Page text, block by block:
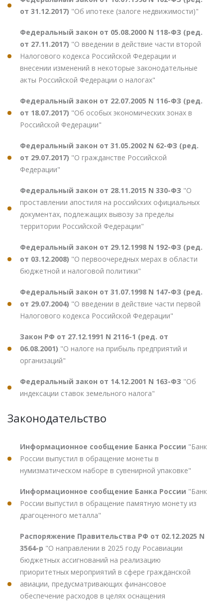
от 31.12.2017) "Об ипотеке (залоге недвижимости)"
Федеральный закон от 05.08.2000 N 118-ФЗ (ред.
от 27.11.2017) "О введении в действие части второй
Налогового кодекса Российской Федерации и
внесении изменений в некоторые законодательные
акты Российской Федерации о налогах"
Федеральный закон от 22.07.2005 N 116-ФЗ (ред.
от 18.07.2017) "Об особых экономических зонах в
Российской Федерации"
Федеральный закон от 31.05.2002 N 62-ФЗ (ред.
от 29.07.2017) "О гражданстве Российской
Федерации"
Федеральный закон от 28.11.2015 N 330-ФЗ "О
проставлении апостиля на российских официальных
документах, подлежащих вывозу за пределы
территории Российской Федерации"
Федеральный закон от 29.12.1998 N 192-ФЗ (ред.
от 03.12.2008) "О первоочередных мерах в области
бюджетной и налоговой политики"
Федеральный закон от 31.07.1998 N 147-ФЗ (ред.
от 29.07.2004) "О введении в действие части первой
Налогового кодекса Российской Федерации"
Закон РФ от 27.12.1991 N 2116-1 (ред. от
06.08.2001) "О налоге на прибыль предприятий и
организаций"
Федеральный закон от 14.12.2001 N 163-ФЗ "Об
индексации ставок земельного налога"
Законодательство
Информационное сообщение Банка России "Банк
России выпустил в обращение монеты в
нумизматическом наборе в сувенирной упаковке"
Информационное сообщение Банка России "Банк
России выпустил в обращение памятную монету из
драгоценного металла"
Распоряжение Правительства РФ от 02.12.2025 N
3564-р "О направлении в 2025 году Росавиации
бюджетных ассигнований на реализацию
приоритетных мероприятий в сфере гражданской
авиации, предусматривающих финансовое
обеспечение расходов в целях оснащения